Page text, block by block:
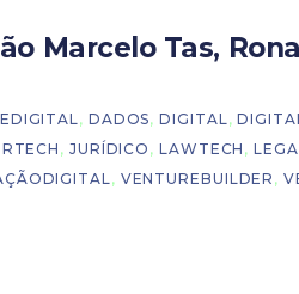
Marcelo Tas,
, DADOS,DIGITAL ,
, JURÍDICO , LAWTECH ,
, VENTUREBUILDER ,